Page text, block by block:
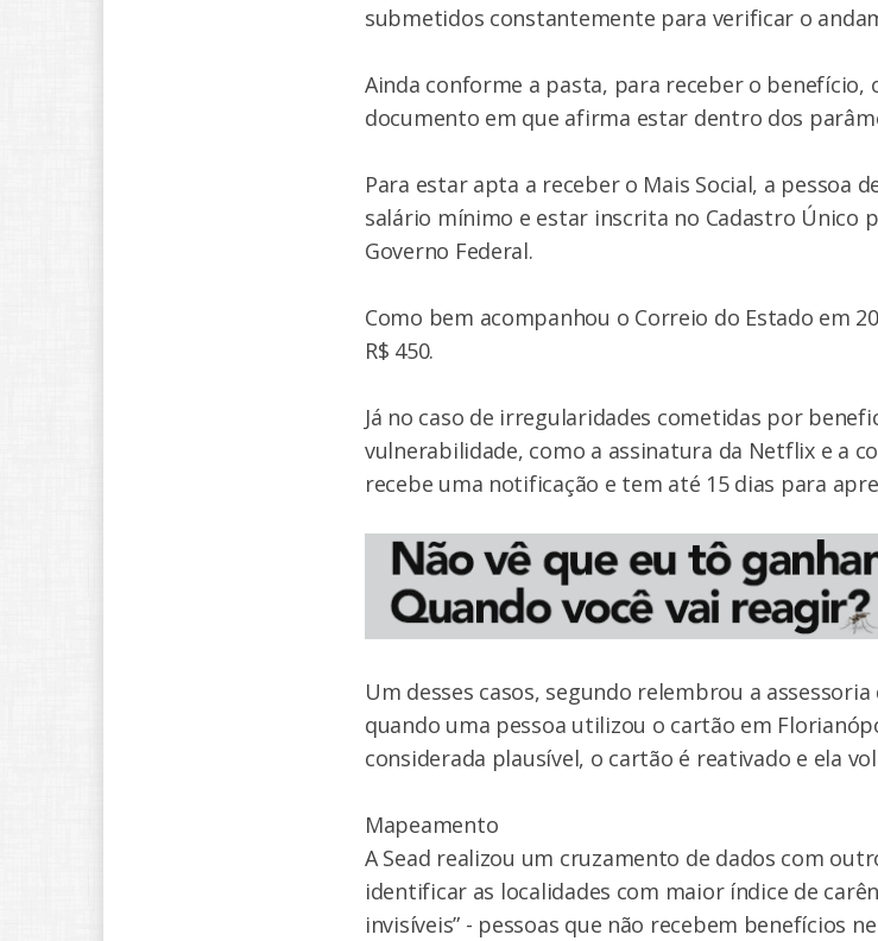
submetidos constantemente para verificar o
Ainda conforme a pasta, para receber o benefício,
documento em que afirma estar dentro dos
Para estar apta a receber o Mais Social, a pessoa
salário mínimo e estar inscrita no Cadastro Único
Governo Federal.
Como bem acompanhou o Correio do Estado em
R$ 450.
Já no caso de irregularidades cometidas por
vulnerabilidade, como a assinatura da Netflix e a
recebe uma notificação e tem até 15 dias para
Um desses casos, segundo relembrou a
quando uma pessoa utilizou o cartão em
considerada plausível, o cartão é reativado e ela
Mapeamento
A Sead realizou um cruzamento de dados com
identificar as localidades com maior índice de
invisíveis” - pessoas que não recebem benefícios